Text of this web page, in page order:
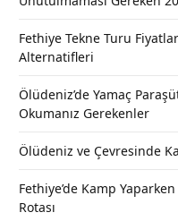
Fethiye Tekne Turu
Alternatifleri
Ölüdeniz’de Yamaç
Okumanız Gerekenler
Ölüdeniz ve Çevresinde
Fethiye’de Kamp
Rotası